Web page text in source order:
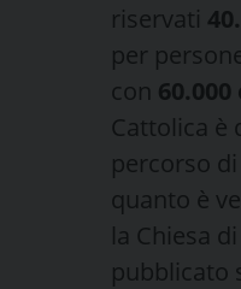
riservati
per
con
Cattolica
percorso
quanto è
la Chiesa
pubblicato